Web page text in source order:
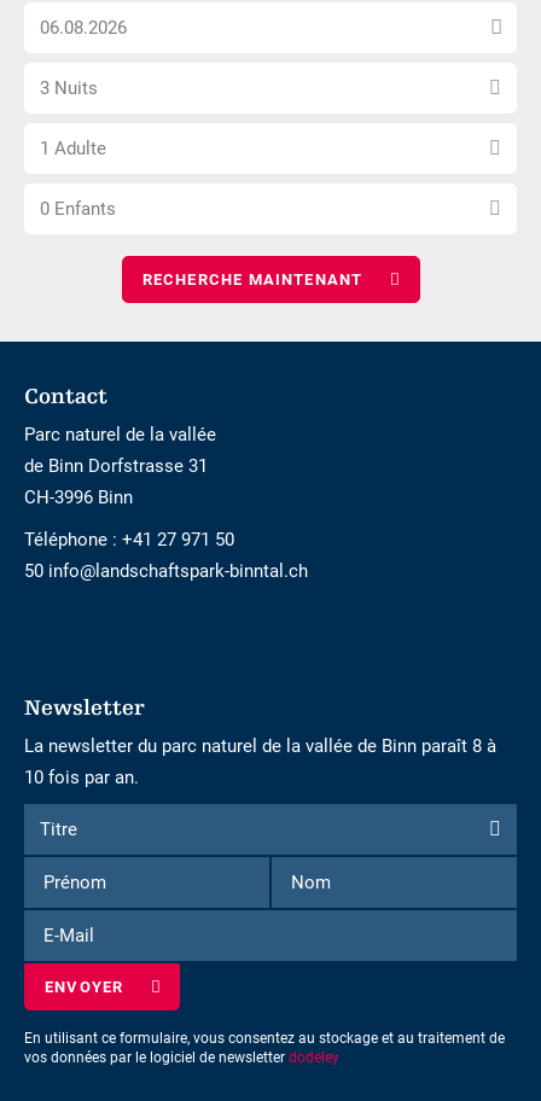
n\'est
accessible
Choisissez
date
Sélectionnez
nombre
nuits
3 Nuits
Choisissez
nombre
1 Adulte
Choisissez
0 Enfants
Footer
Contact
Parc naturel de la vallée
de Binn Dorfstrasse 31
CH-3996 Binn
Téléphone : +41 27 971 50
50 info@landschaftspark-binntal.ch
Newsletter
La newsletter du parc naturel de la vallée de Binn paraît 8 à
10 fois par an.
Formulaire
d'inscription
la
newsletter
Titre
Titre
Prénom
Nom
Mail
En utilisant ce formulaire, vous consentez au stockage et au traitement de
vos données par le logiciel de newsletter dodeley